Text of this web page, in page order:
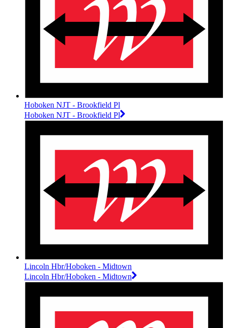
Hoboken NJT - Brookfield Pl
Hoboken NJT - Brookfield Pl
Lincoln Hbr/Hoboken - Midtown
Lincoln Hbr/Hoboken - Midtown